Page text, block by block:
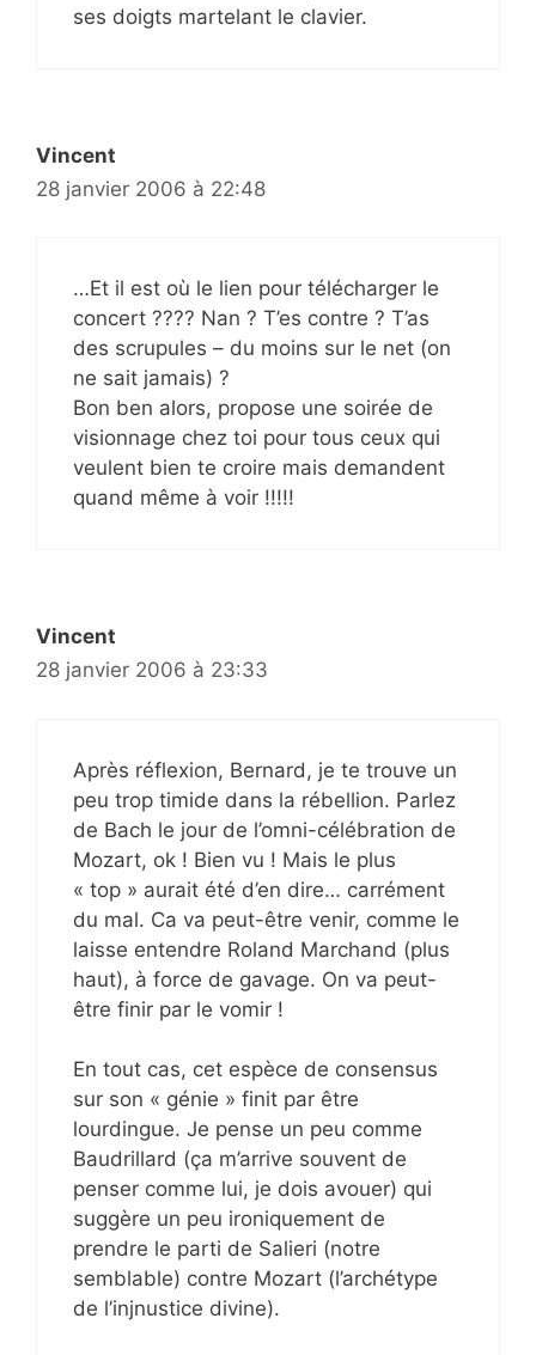
ses doigts martelant le clavier.
Vincent
28 janvier 2006 à 22:48
…Et il est où le lien pour télécharger le
concert ???? Nan ? T’es contre ? T’as
des scrupules – du moins sur le net (on
ne sait jamais) ?
Bon ben alors, propose une soirée de
visionnage chez toi pour tous ceux qui
veulent bien te croire mais demandent
quand même à voir !!!!!
Vincent
28 janvier 2006 à 23:33
Après réflexion, Bernard, je te trouve un
peu trop timide dans la rébellion. Parlez
de Bach le jour de l’omni-célébration de
Mozart, ok ! Bien vu ! Mais le plus
« top » aurait été d’en dire… carrément
du mal. Ca va peut-être venir, comme le
laisse entendre Roland Marchand (plus
haut), à force de gavage. On va peut-
être finir par le vomir !
En tout cas, cet espèce de consensus
sur son « génie » finit par être
lourdingue. Je pense un peu comme
Baudrillard (ça m’arrive souvent de
penser comme lui, je dois avouer) qui
suggère un peu ironiquement de
prendre le parti de Salieri (notre
semblable) contre Mozart (l’archétype
de l’injnustice divine).